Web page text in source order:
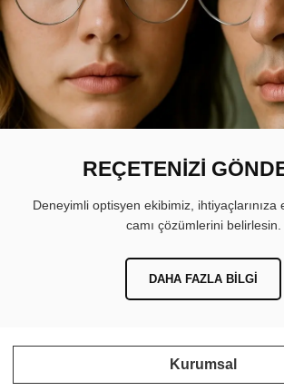
REÇETENİZİ
Deneyimli optisyen ekibimiz, ihtiyaçlarınıza
camı çözümlerini belirlesin.
DAHA FAZLA BILGI
Kurumsal